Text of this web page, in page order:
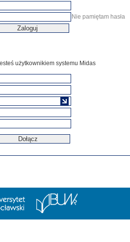
Nie pamiętam hasła
użytkownikiem systemu Midas